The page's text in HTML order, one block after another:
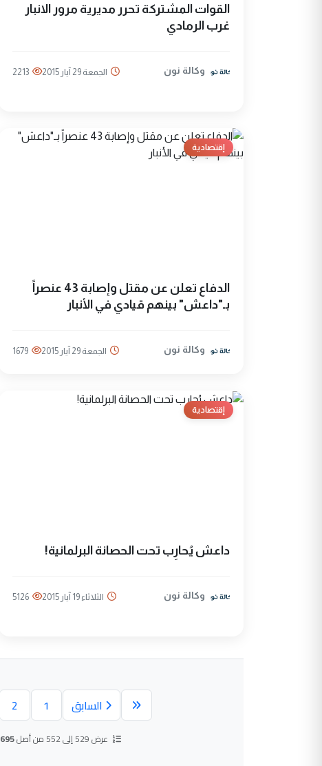
القوات المشتركة تحرر مديرية مرور الانبار
غرب الرمادي
وكالة نون الجمعة 29 آيار 2015 2213
إقتصادية
الدفاع تعلن عن مقتل وإصابة 43 عنصراً
بـ"داعش" بينهم قيادي في الأنبار
وكالة نون الجمعة 29 آيار 2015 1679
إقتصادية
داعش يُحارِب تحت الحصانة البرلمانية!
وكالة نون الثلاثاء 19 آيار 2015 5126
السابق 1
2
عرض 529 إلى 552 من أصل 695